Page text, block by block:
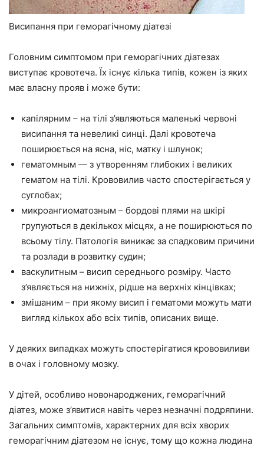
Висипання при геморагічному діатезі
Головним симптомом при геморагічних діатезах
виступає кровотеча. Їх існує кілька типів, кожен із яких
має власну прояв і може бути:
капілярним – на тілі з’являються маленькі червоні
висипання та невеликі синці. Далі кровотеча
поширюється на ясна, ніс, матку і шлунок;
гематомным — з утворенням глибоких і великих
гематом на тілі. Крововилив часто спостерігається у
суглобах;
микроангиоматозным – бордові плями на шкірі
групуються в декількох місцях, а не поширюються по
всьому тілу. Патологія виникає за спадковим причини
та розлади в розвитку судин;
васкулитным – висип середнього розміру. Часто
з’являється на нижніх, рідше на верхніх кінцівках;
змішаним – при якому висип і гематоми можуть мати
вигляд кількох або всіх типів, описаних вище.
У деяких випадках можуть спостерігатися крововиливи
в очах і головному мозку.
У дітей, особливо новонароджених, геморагічний
діатез, може з’явитися навіть через незначні подряпини.
Загальних симптомів, характерних для всіх хворих
геморагічним діатезом не існує, тому що кожна людина